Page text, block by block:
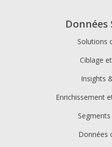
Données
Solutions
Ciblage
Insights
Enrichissement
Données